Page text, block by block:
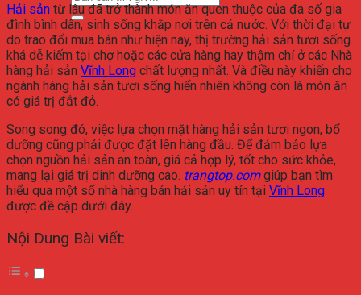
Hải sản từ lâu đã trở thành món ăn quen thuộc của đa số gia
đình bình dân, sinh sống khắp nơi trên cả nước. Với thời đại tự
do trao đổi mua bán như hiện nay, thị trường hải sản tươi sống
khá dễ kiếm tại chợ hoặc các cửa hàng hay thậm chí ở các Nhà
hàng hải sản Vĩnh Long chất lượng nhất. Và điều này khiến cho
ngành hàng hải sản tươi sống hiển nhiên không còn là món ăn
có giá trị đắt đỏ.
Song song đó, việc lựa chọn mặt hàng hải sản tươi ngon, bổ
dưỡng cũng phải được đặt lên hàng đầu. Để đảm bảo lựa
chọn nguồn hải sản an toàn, giá cả hợp lý, tốt cho sức khỏe,
mang lại giá trị dinh dưỡng cao. trangtop.comgiúp bạn tìm
hiểu qua một số nhà hàng bán hải sản uy tín tại Vĩnh Long
được đề cập dưới đây.
Nội Dung Bài viết: